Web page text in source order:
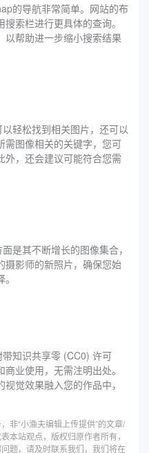
的导航非常简单。网站的布
索栏进行更具体的查询。
以帮助进一步缩小搜索结果
轻松找到相关图片，还可以
需图像相关的关键字，您可
外，还会建议可能符合您需
是其不断增长的图像集合，
摄影师的新照片，确保您始
知识共享零 (CC0) 许可
业使用，无需注明出处。
觉效果融入您的作品中，
非“小渔夫编辑上传提供”的文章/
本站观点，版权归原作者所有，
题，请及时联系我们，我们将在